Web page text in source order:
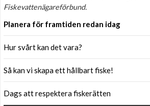
Fiskevattenägareförbund.
Planera för framtiden redan idag
Hur svårt kan det vara?
Så kan vi skapa ett hållbart fiske!
Dags att respektera fiskerätten